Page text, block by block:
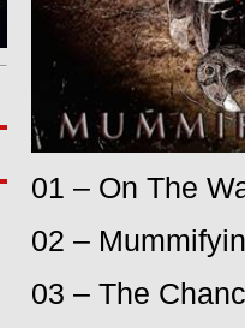
01 – On The
02 –
03 – The